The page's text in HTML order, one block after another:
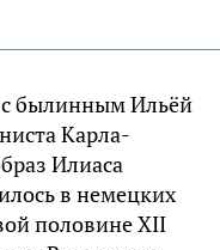
с былинным Ильёй
Карла-
Илиаса
в немецких
половине XII